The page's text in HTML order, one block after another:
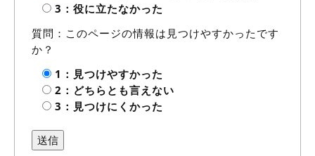
3：役に立たなかった
質問：このページの情報は見つけやすかったです
か？
1：見つけやすかった
2：どちらとも言えない
3：見つけにくかった